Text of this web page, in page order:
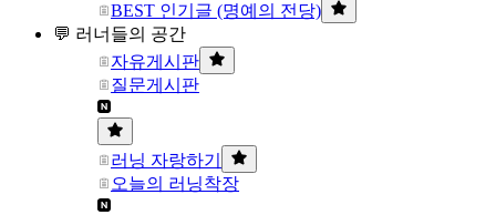
BEST 인기글 (명예의 전당)
💬 러너들의 공간
자유게시판
질문게시판
러닝 자랑하기
오늘의 러닝착장